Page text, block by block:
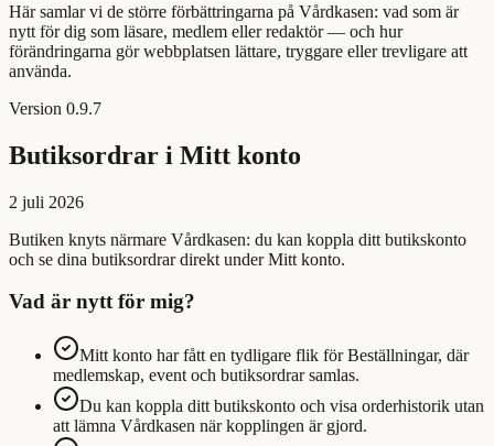
Här samlar vi de större förbättringarna på Vårdkasen: vad som är
nytt för dig som läsare, medlem eller redaktör — och hur
förändringarna gör webbplatsen lättare, tryggare eller trevligare att
använda.
Version 0.9.7
Butiksordrar i Mitt konto
2 juli 2026
Butiken knyts närmare Vårdkasen: du kan koppla ditt butikskonto
och se dina butiksordrar direkt under Mitt konto.
Vad är nytt för mig?
Mitt konto har fått en tydligare flik för Beställningar, där
medlemskap, event och butiksordrar samlas.
Du kan koppla ditt butikskonto och visa orderhistorik utan
att lämna Vårdkasen när kopplingen är gjord.